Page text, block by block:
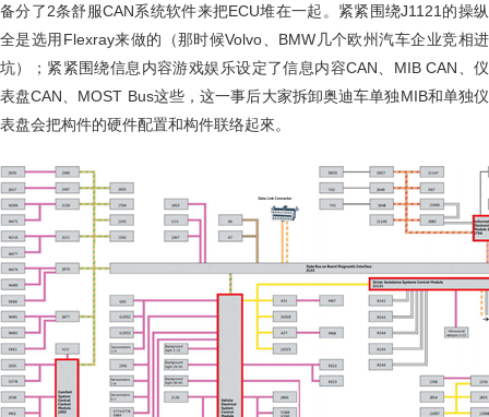
备分了2条舒服CAN系统软件来把ECU堆在一起。紧紧围绕J1121的操纵
全是选用Flexray来做的（那时候Volvo、BMW几个欧州汽车企业竞相进
坑）；紧紧围绕信息内容游戏娱乐设定了信息内容CAN、MIB CAN、仪
表盘CAN、MOST Bus这些，这一事后大家拆卸奥迪车单独MIB和单独仪
表盘会把构件的硬件配置和构件联络起來。